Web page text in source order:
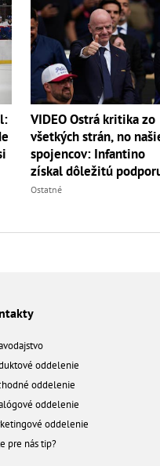
VIDEO Ostrá kritika zo
všetkých strán, no
spojencov: Infantino
získal dôležitú
Ostatné
oddelenie
oddelenie
oddelenie
oddelenie
pre nás tip?